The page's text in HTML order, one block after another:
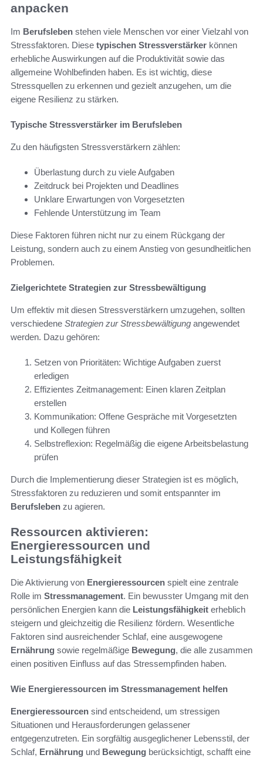
anpacken
Im Berufsleben stehen viele Menschen vor einer Vielzahl von
Stressfaktoren. Diese typischen Stressverstärker können
erhebliche Auswirkungen auf die Produktivität sowie das
allgemeine Wohlbefinden haben. Es ist wichtig, diese
Stressquellen zu erkennen und gezielt anzugehen, um die
eigene Resilienz zu stärken.
Typische Stressverstärker im Berufsleben
Zu den häufigsten Stressverstärkern zählen:
Überlastung durch zu viele Aufgaben
Zeitdruck bei Projekten und Deadlines
Unklare Erwartungen von Vorgesetzten
Fehlende Unterstützung im Team
Diese Faktoren führen nicht nur zu einem Rückgang der
Leistung, sondern auch zu einem Anstieg von gesundheitlichen
Problemen.
Zielgerichtete Strategien zur Stressbewältigung
Um effektiv mit diesen Stressverstärkern umzugehen, sollten
verschiedene Strategien zur Stressbewältigung angewendet
werden. Dazu gehören:
Setzen von Prioritäten: Wichtige Aufgaben zuerst
erledigen
Effizientes Zeitmanagement: Einen klaren Zeitplan
erstellen
Kommunikation: Offene Gespräche mit Vorgesetzten
und Kollegen führen
Selbstreflexion: Regelmäßig die eigene Arbeitsbelastung
prüfen
Durch die Implementierung dieser Strategien ist es möglich,
Stressfaktoren zu reduzieren und somit entspannter im
Berufsleben zu agieren.
Ressourcen aktivieren:
Energieressourcen und
Leistungsfähigkeit
Die Aktivierung von Energieressourcen spielt eine zentrale
Rolle im Stressmanagement. Ein bewusster Umgang mit den
persönlichen Energien kann die Leistungsfähigkeit erheblich
steigern und gleichzeitig die Resilienz fördern. Wesentliche
Faktoren sind ausreichender Schlaf, eine ausgewogene
Ernährung sowie regelmäßige Bewegung, die alle zusammen
einen positiven Einfluss auf das Stressempfinden haben.
Wie Energieressourcen im Stressmanagement helfen
Energieressourcen sind entscheidend, um stressigen
Situationen und Herausforderungen gelassener
entgegenzutreten. Ein sorgfältig ausgeglichener Lebensstil, der
Schlaf, Ernährung und Bewegung berücksichtigt, schafft eine